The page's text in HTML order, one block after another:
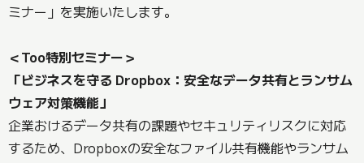
ミナー」を実施いたします。
＜Too特別セミナー＞
「ビジネスを守る Dropbox：安全なデータ共有とランサム
ウェア対策機能」
企業おけるデータ共有の課題やセキュリティリスクに対応
するため、Dropboxの安全なファイル共有機能やランサム